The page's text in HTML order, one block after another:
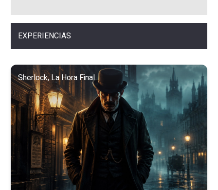
EXPERIENCIAS
Sherlock, La Hora Final